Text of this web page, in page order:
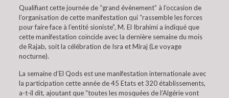
Qualifiant cette journée de “grand évènement” à l’occasion de
l’organisation de cette manifestation qui “rassemble les forces
pour faire face à l’entité sioniste”, M. El Ibrahimi a indiqué que
cette manifestation coïncide avec la dernière semaine du mois
de Rajab, soit la célébration de Isra et Miraj (Le voyage
nocturne).
La semaine d’El Qods est une manifestation internationale avec
la participation cette année de 45 Etats et 320 établissements,
a-t-il dit, ajoutant que “toutes les mosquées de l’Algérie vont